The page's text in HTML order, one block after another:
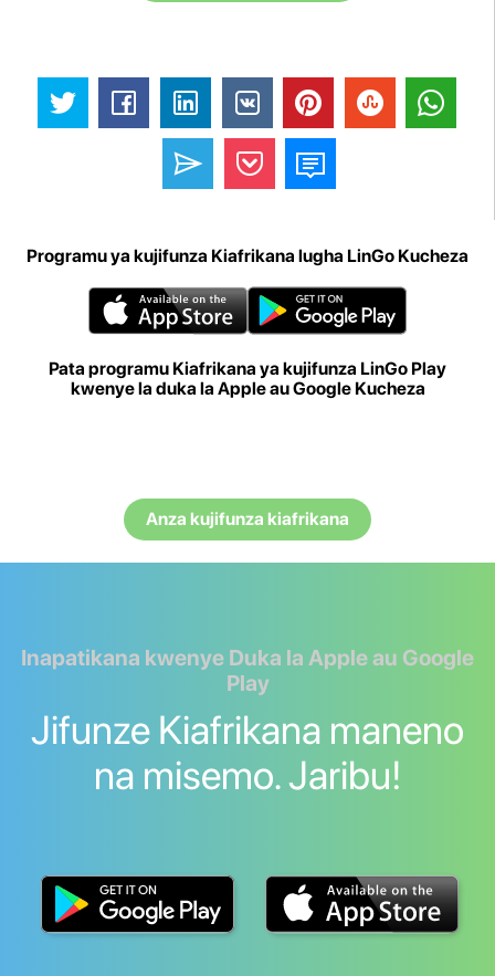
Programu ya kujifunza Kiafrikana lugha LinGo Kucheza
Pata programu Kiafrikana ya kujifunza LinGo Play
kwenye la duka la Apple au Google Kucheza
Anza kujifunza kiafrikana
Inapatikana kwenye Duka la Apple au Google
Play
Jifunze Kiafrikana maneno
na misemo. Jaribu!